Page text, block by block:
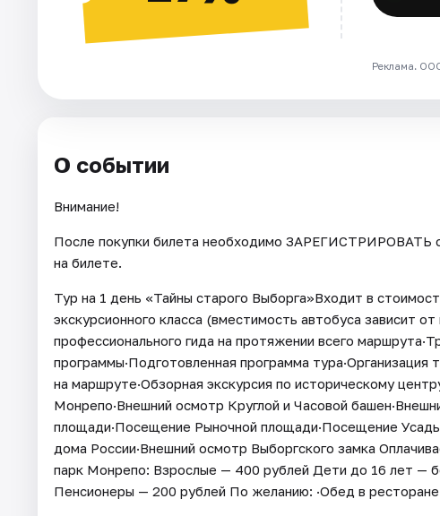
Реклама.
О событии
Внимание!
После покупки билета необходимо ЗАРЕГИСТРИРОВАТЬ
на билете.
Тур на 1 день «Тайны старого Выборга»Входит в
экскурсионного класса (вместимость автобуса зависит
профессионального гида на протяжении всего
программы·Подготовленная программа тура·Организация
на маршруте·Обзорная экскурсия по историческому
Монрепо·Внешний осмотр Круглой и Часовой
площади·Посещение Рыночной площади·Посещение
дома России·Внешний осмотр Выборгского замка
парк Монрепо: Взрослые — 400 рублей Дети до 16 лет —
Пенсионеры — 200 рублей По желанию: ·Обед в